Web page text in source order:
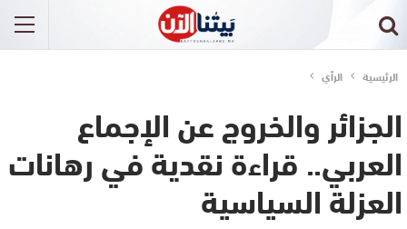
الرئيسية الرأي
الجزائر والخروج عن الإجماع
العربي.. قراءة نقدية في رهانات
العزلة السياسية